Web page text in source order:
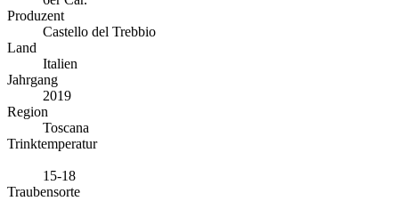
Produzent
Castello del Trebbio
Land
Italien
Jahrgang
2019
Region
Toscana
Trinktemperatur
15-18
Traubensorte